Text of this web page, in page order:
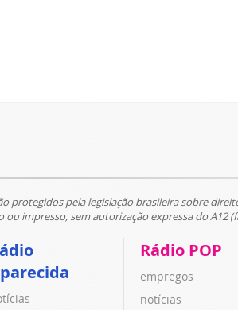
protegidos pela legislação brasileira sobre
impresso, sem autorização expressa do A12
Rádio POP
empregos
notícias